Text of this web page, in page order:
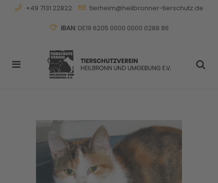
+49 7131 22822 tierheim@heilbronner-tierschutz.de
IBAN:DE19 6205 0000 0000 0288 86